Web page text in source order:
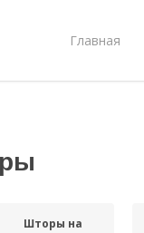
Главная
Шторы на